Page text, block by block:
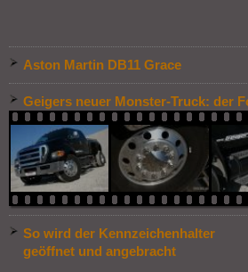
Aston Martin DB11 Grace
Geigers neuer Monster-Truck: der
So wird der Kennzeichenhalter
geöffnet und angebracht